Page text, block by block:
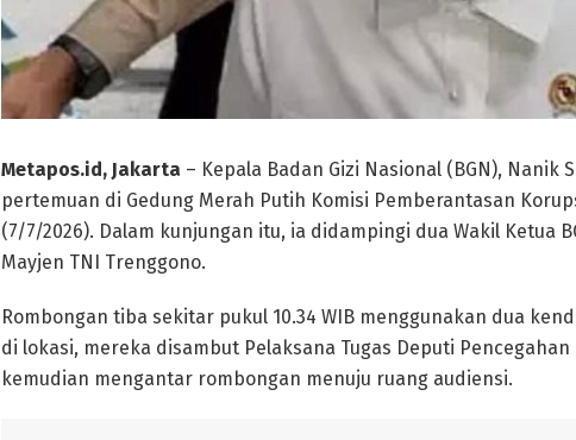
Metapos.id, Jakarta – Kepala Badan Gizi Nasional (BGN), Nanik
pertemuan di Gedung Merah Putih Komisi Pemberantasan
(7/7/2026). Dalam kunjungan itu, ia didampingi dua Wakil Ketua
Mayjen TNI Trenggono.
Rombongan tiba sekitar pukul 10.34 WIB menggunakan dua
di lokasi, mereka disambut Pelaksana Tugas Deputi
kemudian mengantar rombongan menuju ruang audiensi.